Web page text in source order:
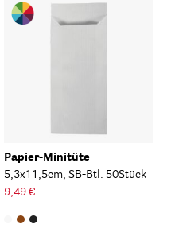
Papier-Minitüte
5,3x11,5cm, SB-Btl. 50Stück
9,49 €